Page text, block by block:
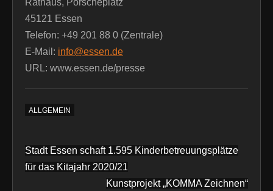
Rathaus, Porscheplatz
45121 Essen
Telefon: +49 201 88 0 (Zentrale)
E-Mail: info@essen.de
URL: www.essen.de/presse
ALLGEMEIN
Beitragsnavigation
Stadt Essen schaft 1.595 Kinderbetreuungsplätze
für das Kitajahr 2020/21
Kunstprojekt „KOMMA Zeichnen“